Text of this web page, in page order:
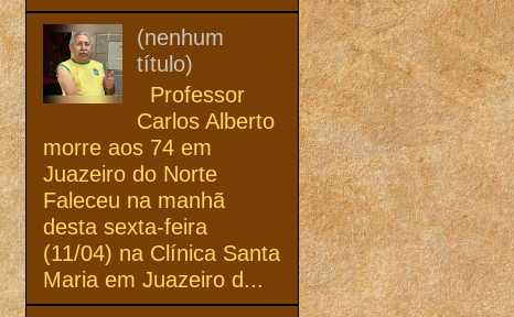
(nenhum
título)
Professor
Carlos Alberto
morre aos 74 em
Juazeiro do Norte
Faleceu na manhã
desta sexta-feira
(11/04) na Clínica Santa
Maria em Juazeiro d...